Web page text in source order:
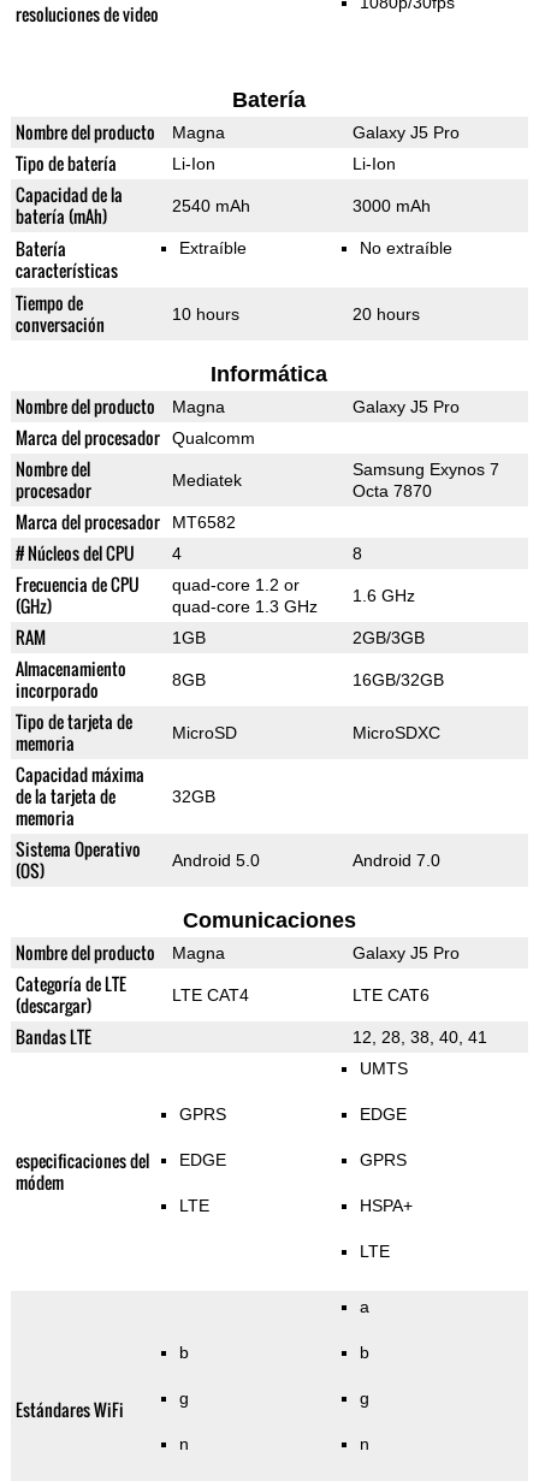
resoluciones de video
Batería
Nombre del producto Magna Galaxy J5 Pro
Tipo de batería Li-Ion Li-Ion
Capacidad de la
batería (mAh)
2540 mAh 3000 mAh
Batería
características
Extraíble No extraíble
Tiempo de
conversación
10 hours 20 hours
Informática
Nombre del producto Magna Galaxy J5 Pro
Marca del procesador Qualcomm
Nombre del
procesador
Mediatek
Samsung Exynos 7
Octa 7870
Marca del procesador MT6582
# Núcleos del CPU 4 8
Frecuencia de CPU
(GHz)
quad-core 1.2 or
quad-core 1.3 GHz
1.6 GHz
RAM 1GB 2GB/3GB
Almacenamiento
incorporado
8GB 16GB/32GB
Tipo de tarjeta de
memoria
MicroSD MicroSDXC
Capacidad máxima
de la tarjeta de
memoria
32GB
Sistema Operativo
(OS)
Android 5.0 Android 7.0
Comunicaciones
Nombre del producto Magna Galaxy J5 Pro
Categoría de LTE
(descargar)
LTE CAT4 LTE CAT6
Bandas LTE 12, 28, 38, 40, 41
especificaciones del
módem
GPRS
EDGE
LTE
UMTS
EDGE
GPRS
HSPA+
LTE
Estándares WiFi
b
g
n
a
b
g
n